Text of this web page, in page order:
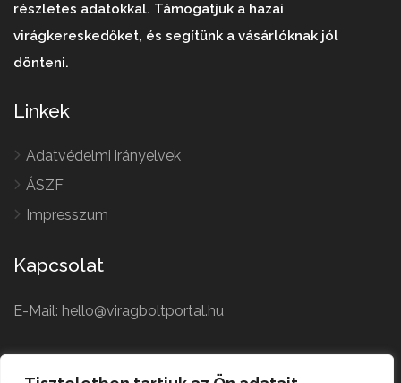
részletes adatokkal. Támogatjuk a hazai
virágkereskedőket, és segítünk a vásárlóknak jól
dönteni.
Linkek
Adatvédelmi irányelvek
ÁSZF
Impresszum
Kapcsolat
E-Mail: hello@viragboltportal.hu